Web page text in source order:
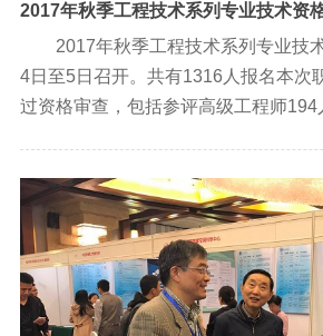
2017年秋季工程技术系列专业技术资
2017年秋季工程技术系列专业技
4日至5日召开。共有1316人报名本次
过资格审查，包括参评高级工程师194